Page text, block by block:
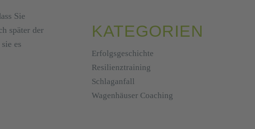
Sie
später der
es
KATEGORIEN
Erfolgsgeschichte
Resilienztraining
Schlaganfall
Wagenhäuser Coaching